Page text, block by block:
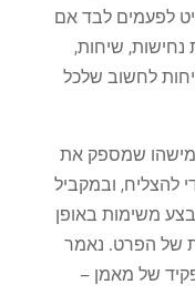
לפעמים לבד אם
שיחות,
לחשוב שלכל
מישהו שמספק את
להצליח, ובמקביל
משימות באופן
של הפרט. נאמר
של מאמן –